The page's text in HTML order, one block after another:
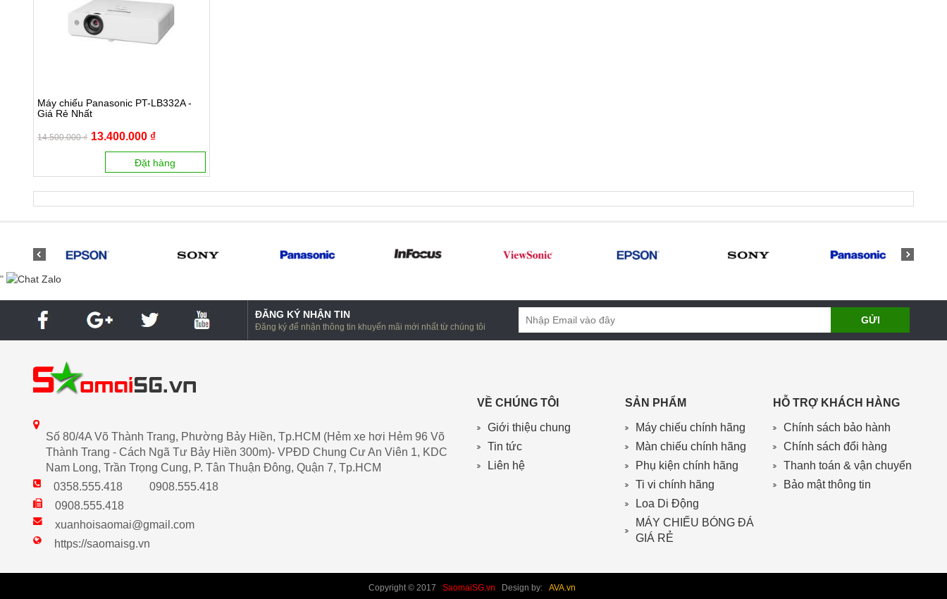
Máy chiếu Panasonic PT-LB332A -
Giá Rẻ Nhất
14.500.000 ₫ 13.400.000 ₫
Đặt hàng
"
ĐĂNG KÝ NHẬN TIN
Đăng ký để nhận thông tin khuyến mãi mới nhất từ chúng tôi
Số 80/4A Võ Thành Trang, Phường Bảy Hiền, Tp.HCM (Hẻm xe hơi Hẻm 96 Võ
Thành Trang - Cách Ngã Tư Bảy Hiền 300m)- VPĐD Chung Cư An Viên 1, KDC
Nam Long, Trần Trọng Cung, P. Tân Thuận Đông, Quận 7, Tp.HCM
0358.555.418
0908.555.418
0908.555.418
xuanhoisaomai@gmail.com
https://saomaisg.vn
VỀ CHÚNG TÔI
Giới thiệu chung
Tin tức
Liên hệ
SẢN PHẨM
Máy chiếu chính hãng
Màn chiếu chính hãng
Phụ kiện chính hãng
Ti vi chính hãng
Loa Di Động
MÁY CHIẾU BÓNG ĐÁ
GIÁ RẺ
HỖ TRỢ KHÁCH HÀNG
Chính sách bảo hành
Chính sách đổi hàng
Thanh toán & vận chuyển
Bảo mật thông tin
Copyright © 2017 SaomaiSG.vn Design by: AVA.vn